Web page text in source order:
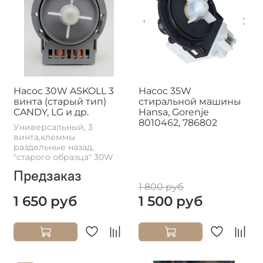
Насос 30W ASKOLL 3
винта (старый тип)
CANDY, LG и др.
Универсальный, 3
винта,клеммы
раздельные назад,
"старого образца" 30W
Предзаказ
1 650 руб
Насос 35W
стиральной машины
Hansa, Gorenje
8010462, 786802
1 800 руб
1 500 руб